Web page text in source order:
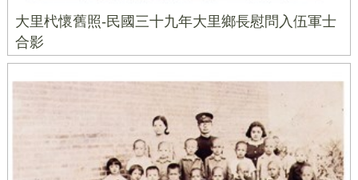
大里杙懷舊照-民國三十九年大里鄉長慰問入伍軍士
合影